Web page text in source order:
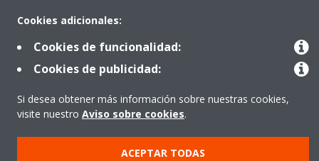
Contactar con Daikin
Copyright © Daikin
Cookies adicionales:
Cookies de funcionalidad:
Cookies de publicidad:
Si desea obtener más información sobre nuestras cookies,
visite nuestro Aviso sobre cookies.
ACEPTAR TODAS